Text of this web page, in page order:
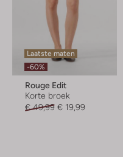
Laatste maten
-60%
Rouge Edit
Korte broek
€ 49,99 € 19,99